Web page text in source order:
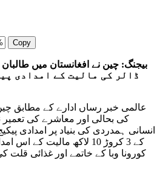
Copy
ڈالر کی مالیت کے امدادی
عالمی خبر رساں ادارے کے مطابق
کی بحالی اور معاشرے کی تعمیر
انسانی ہمدردی کی بنیاد پر امدادی
کے 3 کروڑ 10 لاکھ مالیت
کورونا وبا کے خاتمے اور غذائی قلت